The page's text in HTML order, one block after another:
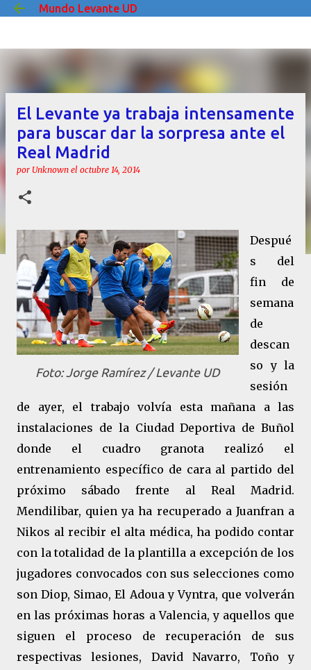
Ir al contenido principal
Mundo Levante UD
El Levante ya trabaja intensamente
para buscar dar la sorpresa ante el
Real Madrid
por Unknown el octubre 14, 2014
Foto: Jorge Ramírez / Levante UD
Despué
s del
fin de
semana
de
descan
so y la
sesión
de ayer, el trabajo volvía esta mañana a las
instalaciones de la Ciudad Deportiva de Buñol
donde el cuadro granota realizó el
entrenamiento específico de cara al partido del
próximo sábado frente al Real Madrid.
Mendilibar, quien ya ha recuperado a Juanfran a
Nikos al recibir el alta médica, ha podido contar
con la totalidad de la plantilla a excepción de los
jugadores convocados con sus selecciones como
son Diop, Simao, El Adoua y Vyntra, que volverán
en las próximas horas a Valencia, y aquellos que
siguen el proceso de recuperación de sus
respectivas lesiones, David Navarro, Toño y